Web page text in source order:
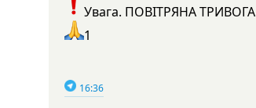
Увага. ПОВІТРЯНА ТРИВОГА
1
16:36